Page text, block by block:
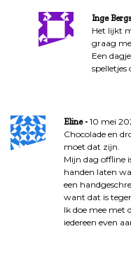
Inge
Het lijkt
graag
Een
spelletjes
Eline
10 mei
Chocolade en
moet dat zijn.
Mijn dag offline
handen laten
een
want dat is
Ik doe mee met
iedereen even